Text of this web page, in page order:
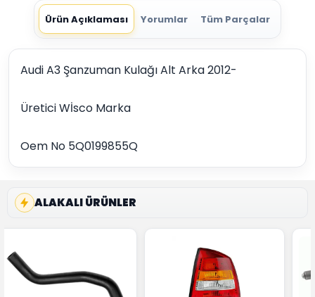
Ürün Açıklaması Yorumlar Tüm Parçalar
Audi A3 Şanzuman Kulağı Alt Arka 2012-
Üretici Wİsco Marka
Oem No 5Q0199855Q
ALAKALI ÜRÜNLER